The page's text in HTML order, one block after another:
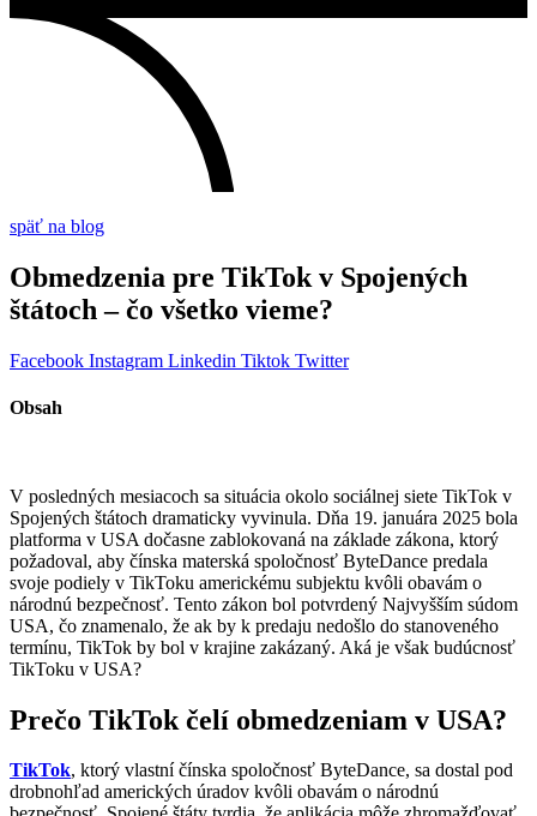
späť na blog
Obmedzenia pre TikTok v Spojených
štátoch – čo všetko vieme?
Facebook Instagram Linkedin Tiktok Twitter
Obsah
V posledných mesiacoch sa situácia okolo sociálnej siete TikTok v
Spojených štátoch dramaticky vyvinula. Dňa 19. januára 2025 bola
platforma v USA dočasne zablokovaná na základe zákona, ktorý
požadoval, aby čínska materská spoločnosť ByteDance predala
svoje podiely v TikToku americkému subjektu kvôli obavám o
národnú bezpečnosť. Tento zákon bol potvrdený Najvyšším súdom
USA, čo znamenalo, že ak by k predaju nedošlo do stanoveného
termínu, TikTok by bol v krajine zakázaný. Aká je však budúcnosť
TikToku v USA?
Prečo TikTok čelí obmedzeniam v USA?
TikTok, ktorý vlastní čínska spoločnosť ByteDance, sa dostal pod
drobnohľad amerických úradov kvôli obavám o národnú